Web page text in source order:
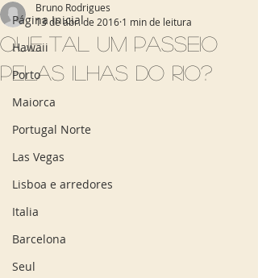
Página Inicial
Hawaii
Porto
Maiorca
Portugal Norte
Las Vegas
Lisboa e arredores
Italia
Barcelona
Seul
Que tal um passeio
pelas ilhas do Rio?
Bruno Rodrigues
13 de abr. de 2016 1 min de leitura